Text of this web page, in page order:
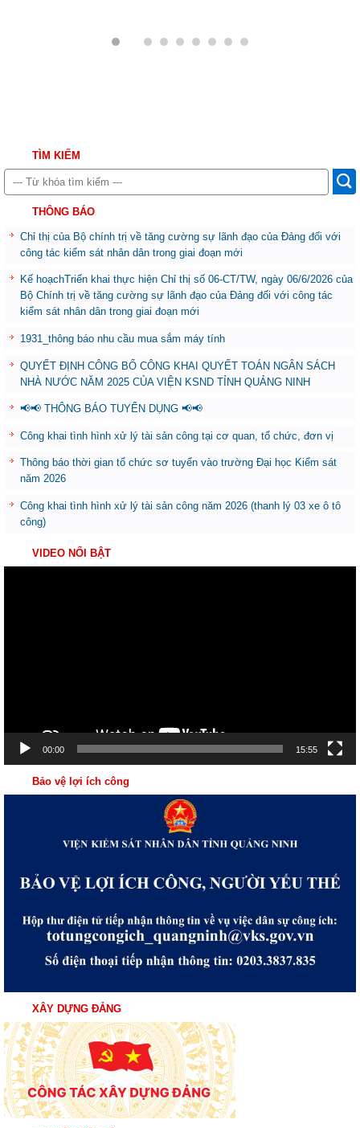
TÌM KIẾM
THÔNG BÁO
Chỉ thị của Bộ chính trị về tăng cường sự lãnh đạo của Đảng đối với
công tác kiểm sát nhân dân trong giai đoạn mới
Kế hoạchTriển khai thực hiện Chỉ thị số 06-CT/TW, ngày 06/6/2026 của
Bộ Chính trị về tăng cường sự lãnh đạo của Đảng đối với công tác
kiểm sát nhân dân trong giai đoạn mới
1931_thông báo nhu cầu mua sắm máy tính
QUYẾT ĐỊNH CÔNG BỐ CÔNG KHAI QUYẾT TOÁN NGÂN SÁCH
NHÀ NƯỚC NĂM 2025 CỦA VIỆN KSND TỈNH QUẢNG NINH
📢📢 THÔNG BÁO TUYỂN DỤNG 📢📢
Công khai tình hình xử lý tài sản công tại cơ quan, tổ chức, đơn vị
Thông báo thời gian tổ chức sơ tuyển vào trường Đại học Kiểm sát
năm 2026
Công khai tình hình xử lý tài sản công năm 2026 (thanh lý 03 xe ô tô
công)
VIDEO NỔI BẬT
00:00 15:55
Bảo vệ lợi ích công
XÂY DỰNG ĐẢNG